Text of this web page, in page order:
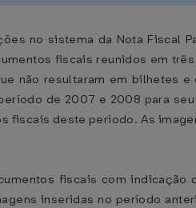
no sistema da Nota Fiscal
fiscais reunidos em
não resultaram em bilhetes
de 2007 e 2008 para
fiscais deste período. As
fiscais com indicação
inseridas no período